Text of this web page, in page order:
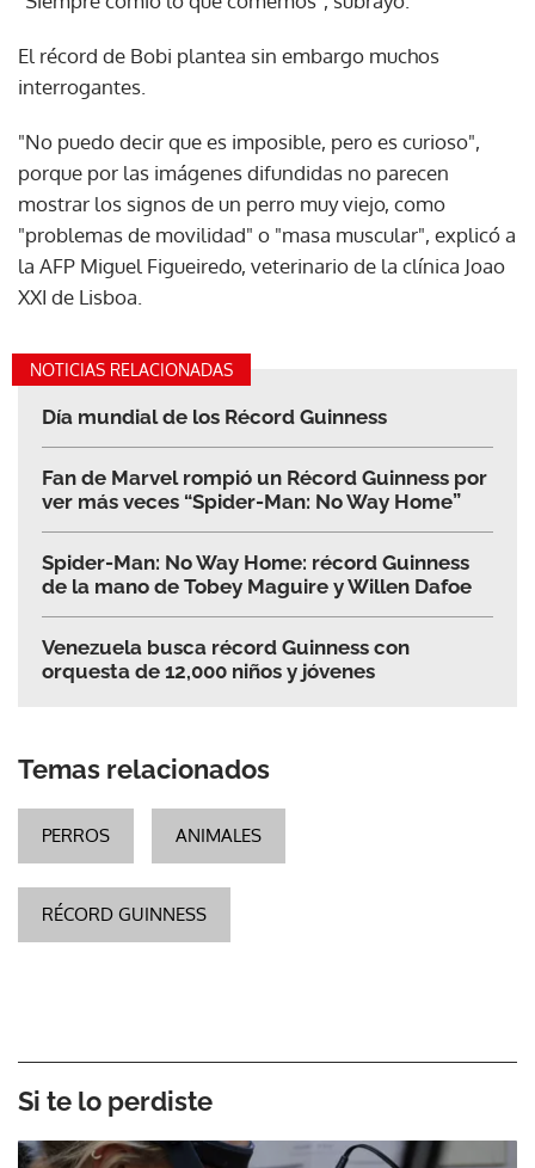
El récord de Bobi plantea sin embargo muchos
interrogantes.
"No puedo decir que es imposible, pero es curioso",
porque por las imágenes difundidas no parecen
mostrar los signos de un perro muy viejo, como
"problemas de movilidad" o "masa muscular", explicó a
la AFP Miguel Figueiredo, veterinario de la clínica Joao
XXI de Lisboa.
NOTICIAS RELACIONADAS
Día mundial de los Récord Guinness
Fan de Marvel rompió un Récord Guinness por
ver más veces “Spider-Man: No Way Home”
Spider-Man: No Way Home: récord Guinness
de la mano de Tobey Maguire y Willen Dafoe
Venezuela busca récord Guinness con
orquesta de 12,000 niños y jóvenes
Temas relacionados
PERROS ANIMALES
RÉCORD GUINNESS
Si te lo perdiste